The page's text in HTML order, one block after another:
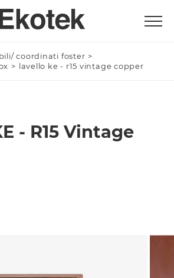
coordinati foster >
> lavello ke - r15 vintage copper
- R15 Vintage